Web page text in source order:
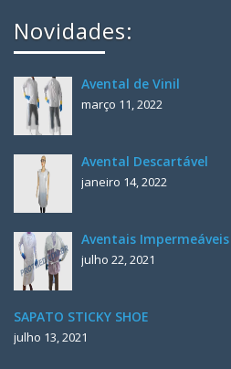
Novidades:
Avental de Vinil
março 11, 2022
Avental Descartável
janeiro 14, 2022
Aventais Impermeáveis
julho 22, 2021
SAPATO STICKY SHOE
julho 13, 2021